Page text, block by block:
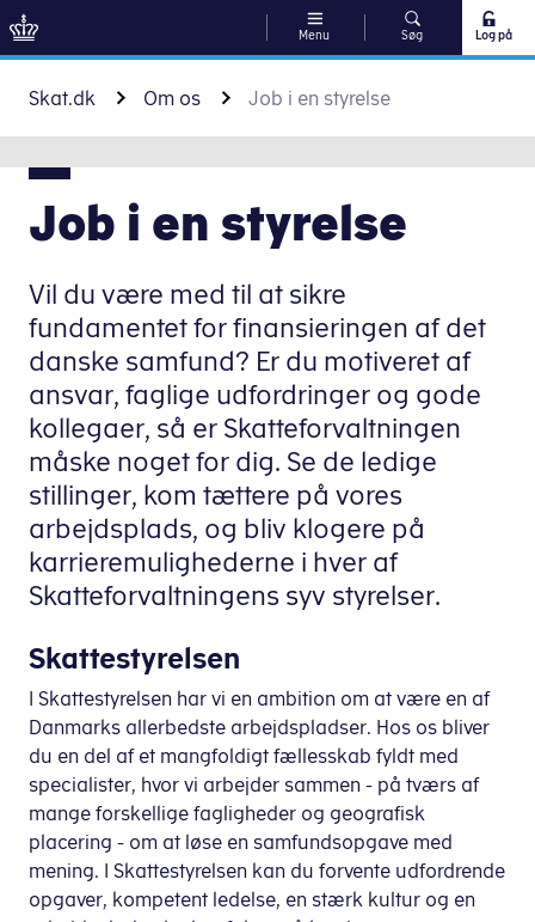
Gå til indhold
Menu Søg Log på
Skat.dk Om os Job i en styrelse
Job i en styrelse
Vil du være med til at sikre
fundamentet for finansieringen af det
danske samfund? Er du motiveret af
ansvar, faglige udfordringer og gode
kollegaer, så er Skatteforvaltningen
måske noget for dig. Se de ledige
stillinger, kom tættere på vores
arbejdsplads, og bliv klogere på
karrieremulighederne i hver af
Skatteforvaltningens syv styrelser.
Skattestyrelsen
I Skattestyrelsen har vi en ambition om at være en af
Danmarks allerbedste arbejdspladser. Hos os bliver
du en del af et mangfoldigt fællesskab fyldt med
specialister, hvor vi arbejder sammen - på tværs af
mange forskellige fagligheder og geografisk
placering - om at løse en samfundsopgave med
mening. I Skattestyrelsen kan du forvente udfordrende
opgaver, kompetent ledelse, en stærk kultur og en